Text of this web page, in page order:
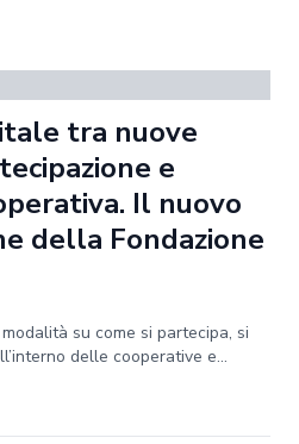
tra nuove
e
Il nuovo
della Fondazione
su come si partecipa, si
delle cooperative e...